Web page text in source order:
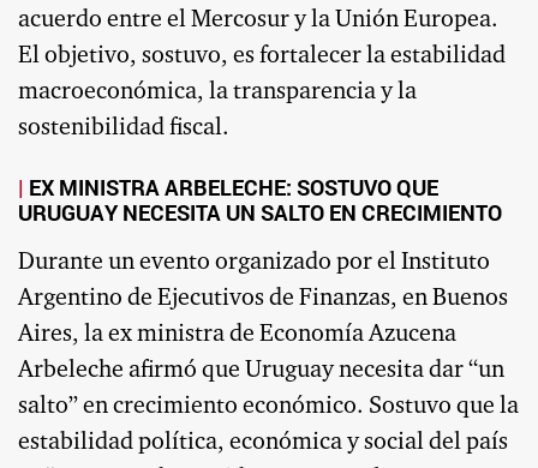
acuerdo entre el Mercosur y la Unión Europea.
El objetivo, sostuvo, es fortalecer la estabilidad
macroeconómica, la transparencia y la
sostenibilidad fiscal.
EX MINISTRA ARBELECHE: SOSTUVO QUE
URUGUAY NECESITA UN SALTO EN CRECIMIENTO
Durante un evento organizado por el Instituto
Argentino de Ejecutivos de Finanzas, en Buenos
Aires, la ex ministra de Economía Azucena
Arbeleche afirmó que Uruguay necesita dar “un
salto” en crecimiento económico. Sostuvo que la
estabilidad política, económica y social del país